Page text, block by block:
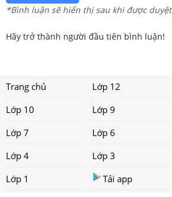
*Bình luận sẽ hiển thị sau khi được duyệt
Hãy trở thành người đầu tiên bình luận!
Trang chủ Lớp 12
Lớp 10
Lớp 9
Lớp 7
Lớp 6
Lớp 4
Lớp 3
Lớp 1
Tải app